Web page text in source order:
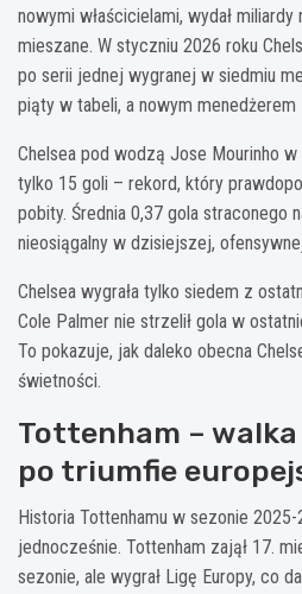
nowymi właścicielami, wydał
mieszane. W styczniu 2026 roku
po serii jednej wygranej w siedmiu
piąty w tabeli, a nowym menedżerem
Chelsea pod wodzą Jose Mourinho
tylko 15 goli – rekord, który
pobity. Średnia 0,37 gola straconego
nieosiągalny w dzisiejszej,
Chelsea wygrała tylko siedem z
Cole Palmer nie strzelił gola w
To pokazuje, jak daleko obecna
świetności.
Tottenham –
po triumfie
Historia Tottenhamu w sezonie
jednocześnie. Tottenham zajął 17.
sezonie, ale wygrał Ligę Europy, co